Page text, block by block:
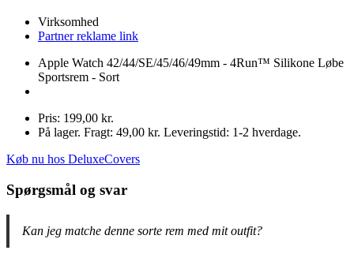
Virksomhed
Partner reklame link
Apple Watch 42/44/SE/45/46/49mm - 4Run™ Silikone Løbe
Sportsrem - Sort
Pris: 199,00 kr.
På lager. Fragt: 49,00 kr. Leveringstid: 1-2 hverdage.
Køb nu hos DeluxeCovers
Spørgsmål og svar
Kan jeg matche denne sorte rem med mit outfit?